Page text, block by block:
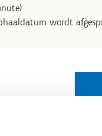
wordt